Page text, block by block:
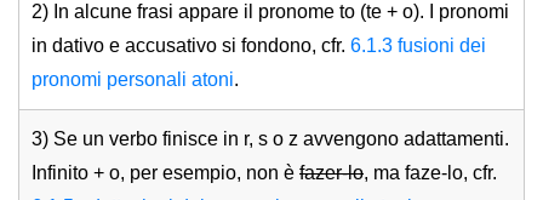
2) In alcune frasi appare il pronome to (te + o). I pronomi
in dativo e accusativo si fondono, cfr. 6.1.3 fusioni dei
pronomi personali atoni.
3) Se un verbo finisce in r, s o z avvengono adattamenti.
Infinito + o, per esempio, non è fazer-lo, ma faze-lo, cfr.